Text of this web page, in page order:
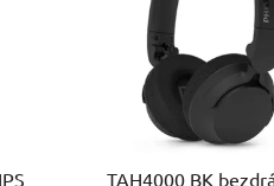
TAH4000 BK